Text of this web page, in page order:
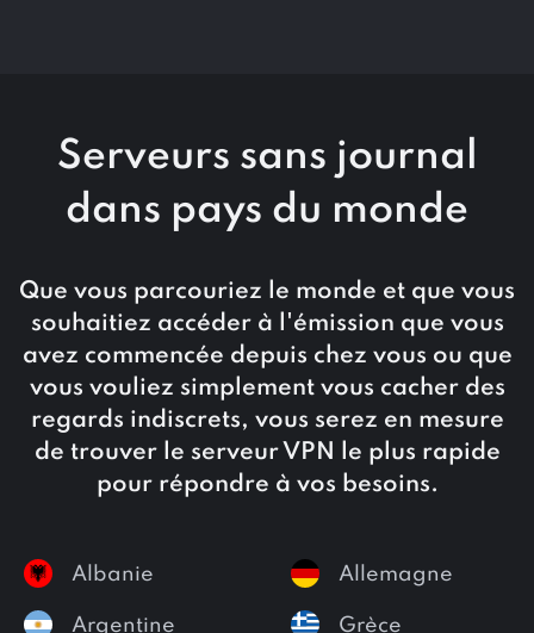
Serveurs sans journal
dans pays du monde
Que vous parcouriez le monde et que vous
souhaitiez accéder à l'émission que vous
avez commencée depuis chez vous ou que
vous vouliez simplement vous cacher des
regards indiscrets, vous serez en mesure
de trouver le serveur VPN le plus rapide
pour répondre à vos besoins.
Albanie
Argentine
Allemagne
Grèce